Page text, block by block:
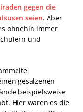
gegen die
seien. Aber
ohnehin immer
und
gesalzenen
beispielsweise
Hier waren es die